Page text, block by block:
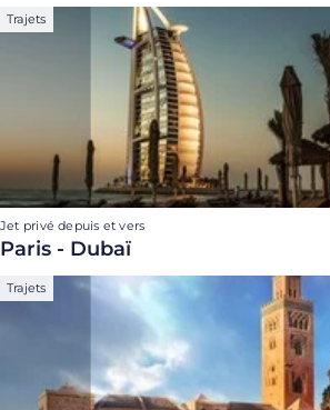
Trajets
Jet privé depuis et vers
Paris - Dubaï
Trajets